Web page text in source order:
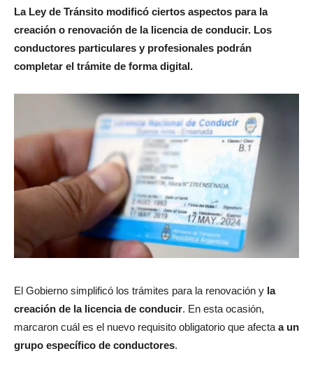
La Ley de Tránsito modificó ciertos aspectos para la
creación o renovación de la licencia de conducir. Los
conductores particulares y profesionales podrán
completar el trámite de forma digital.
El Gobierno simplificó los trámites para la renovación y la
creación de la licencia de conducir. En esta ocasión,
marcaron cuál es el nuevo requisito obligatorio que afecta a un
grupo específico de conductores.